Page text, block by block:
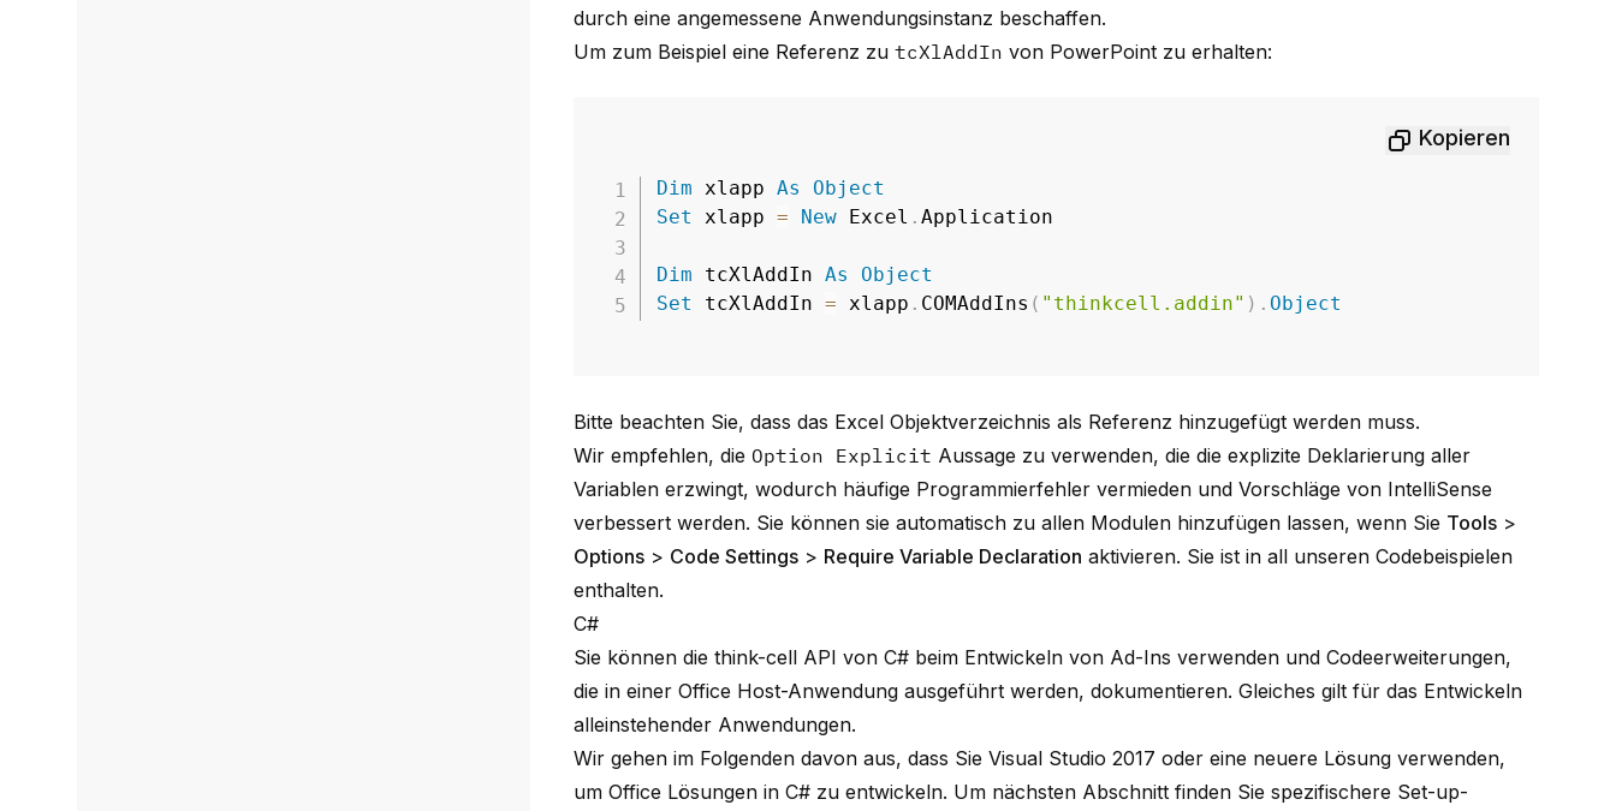
durch eine angemessene Anwendungsinstanz beschaffen.
Um zum Beispiel eine Referenz zutcXlAddIn von PowerPoint zu erhalten:
Kopieren
Dim xlapp As
Object
Set
xlapp = New Excel .Application
Dim tcXlAddIn As
Object
Set
tcXlAddIn = xlapp . COMAddIns ( "thinkcell.addin" ) . Object
Bitte beachten Sie, dass das Excel Objektverzeichnis als Referenz hinzugefügt werden muss.
Wir empfehlen, dieOption Explicit Aussage zu verwenden, die die explizite Deklarierung aller
Variablen erzwingt, wodurch häufige Programmierfehler vermieden und Vorschläge von IntelliSense
verbessert werden. Sie können sie automatisch zu allen Modulen hinzufügen lassen, wenn Sie Tools >
Options > Code Settings > Require Variable Declaration aktivieren. Sie ist in all unseren Codebeispielen
enthalten.
C#
Sie können die think-cell API von C# beim Entwickeln von Ad-Ins verwenden und Codeerweiterungen,
die in einer Office Host-Anwendung ausgeführt werden, dokumentieren. Gleiches gilt für das Entwickeln
alleinstehender Anwendungen.
Wir gehen im Folgenden davon aus, dass Sie Visual Studio 2017 oder eine neuere Lösung verwenden,
um Office Lösungen in C# zu entwickeln. Um nächsten Abschnitt finden Sie spezifischere Set-up-